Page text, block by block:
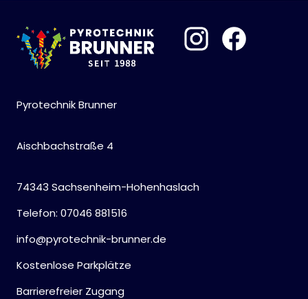
Pyrotechnik Brunner
Aischbachstraße 4
74343 Sachsenheim-Hohenhaslach
Telefon: 07046 881516
info@pyrotechnik-brunner.de
Kostenlose Parkplätze
Barrierefreier Zugang